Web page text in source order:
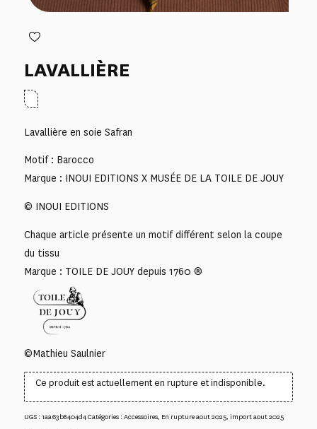
LAVALLIÈRE
Lavallière en soie Safran
Motif : Barocco
Marque : INOUI EDITIONS X MUSÉE DE LA TOILE DE JOUY
© INOUI EDITIONS
Chaque article présente un motif différent selon la coupe
du tissu
Marque : TOILE DE JOUY depuis 1760 ®
©Mathieu Saulnier
Ce produit est actuellement en rupture et indisponible.
UGS :1aa63b8404d4Catégories :Accessoires, En rupture aout 2025, import aout 2025